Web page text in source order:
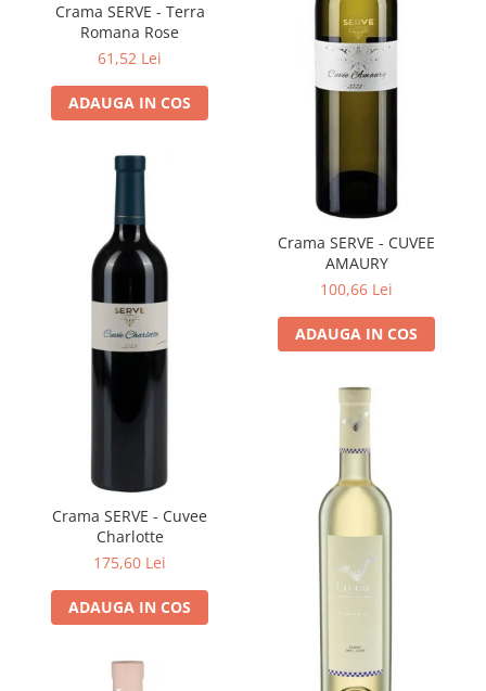
Crama SERVE - Terra
Romana Rose
61,52 Lei
ADAUGA IN COS
Crama SERVE - CUVEE
AMAURY
100,66 Lei
ADAUGA IN COS
Crama SERVE - Cuvee
Charlotte
175,60 Lei
ADAUGA IN COS